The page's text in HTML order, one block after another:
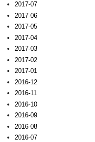
2017-07
2017-06
2017-05
2017-04
2017-03
2017-02
2017-01
2016-12
2016-11
2016-10
2016-09
2016-08
2016-07